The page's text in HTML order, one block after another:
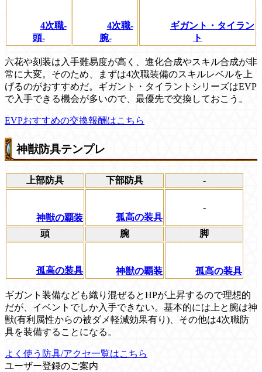
4次職-
頭-
4次職-
腕-
ギガント・タイラン
ト
六花や刻装は入手難易度が高く、進化合成やスキル合成が非
常に大変。そのため、まずは4次職装備のスキルレベルを上
げるのがおすすめだ。ギガント・タイラントシリーズはEVP
で入手できる機会が多いので、最優先で交換しておこう。
EVPおすすめの交換報酬はこちら
神獣防具テンプレ
上部防具 下部防具 -
神獣の覇装 孤高の装具
-
頭 腕 脚
孤高の装具 神獣の覇装 孤高の装具
ギガント装備なども織り混ぜるとHPが上昇するので理想的
だが、イベントでしか入手できない。基本的には上と腕は神
獣(有利属性からの被ダメ軽減効果有り)、その他は4次職防
具を装備することになる。
よく使う防具/アクセ一覧はこちら
ユーザー登録のご案内